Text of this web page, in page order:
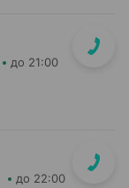
до 21:00
до 22:00